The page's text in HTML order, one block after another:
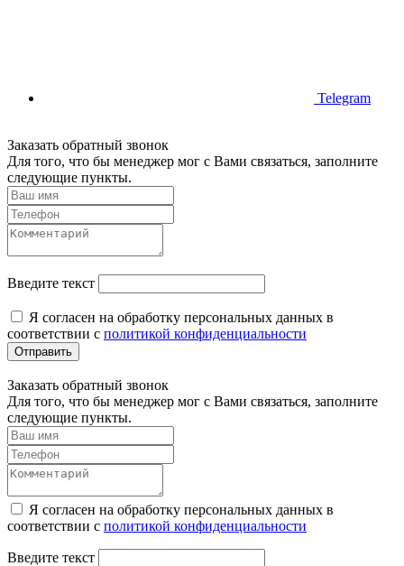
Telegram
Заказать обратный звонок
Для того, что бы менеджер мог с Вами связаться, заполните
следующие пункты.
Введите текст
Я согласен на обработку персональных данных в
соответствии с политикой конфиденциальности
Отправить
Заказать обратный звонок
Для того, что бы менеджер мог с Вами связаться, заполните
следующие пункты.
Я согласен на обработку персональных данных в
соответствии с политикой конфиденциальности
Введите текст